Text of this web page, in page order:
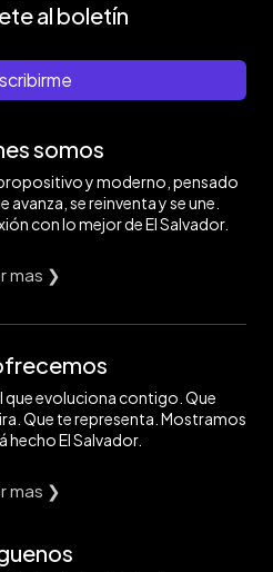
al boletín
somos
y moderno, pensado
avanza, se reinventa y se une.
con lo mejor de El Salvador.
mas ❯
evoluciona contigo. Que
Que te representa. Mostramos
hecho El Salvador.
mas ❯